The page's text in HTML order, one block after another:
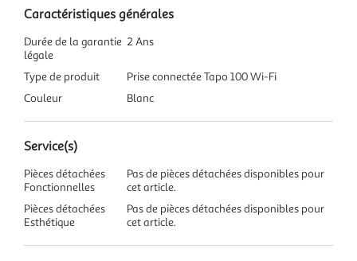
Caractéristiques générales
Durée de la garantie
légale
2 Ans
Type de produit
Prise connectée Tapo 100 Wi-Fi
Couleur
Blanc
Service(s)
Pièces détachées
Fonctionnelles
Pas de pièces détachées disponibles pour
cet article.
Pièces détachées
Esthétique
Pas de pièces détachées disponibles pour
cet article.